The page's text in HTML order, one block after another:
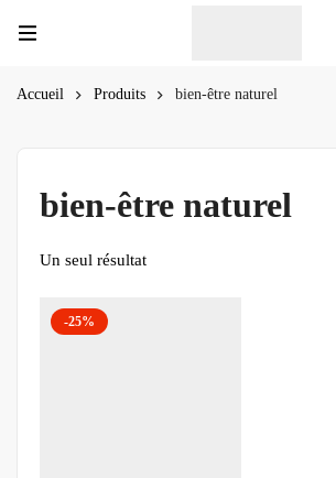
Accueil Produits bien-être naturel
bien-être naturel
Un seul résultat
-25%